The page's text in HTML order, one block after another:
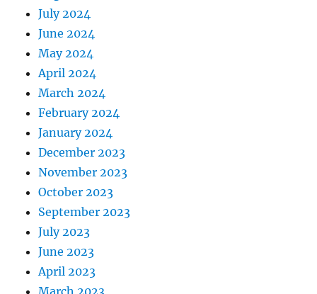
July 2024
June 2024
May 2024
April 2024
March 2024
February 2024
January 2024
December 2023
November 2023
October 2023
September 2023
July 2023
June 2023
April 2023
March 2023